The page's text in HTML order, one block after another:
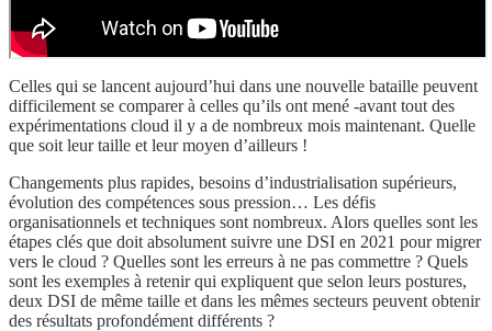
Celles qui se lancent aujourd’hui dans une nouvelle bataille peuvent
difficilement se comparer à celles qu’ils ont mené -avant tout des
expérimentations cloud il y a de nombreux mois maintenant. Quelle
que soit leur taille et leur moyen d’ailleurs !
Changements plus rapides, besoins d’industrialisation supérieurs,
évolution des compétences sous pression… Les défis
organisationnels et techniques sont nombreux. Alors quelles sont les
étapes clés que doit absolument suivre une DSI en 2021 pour migrer
vers le cloud ? Quelles sont les erreurs à ne pas commettre ? Quels
sont les exemples à retenir qui expliquent que selon leurs postures,
deux DSI de même taille et dans les mêmes secteurs peuvent obtenir
des résultats profondément différents ?